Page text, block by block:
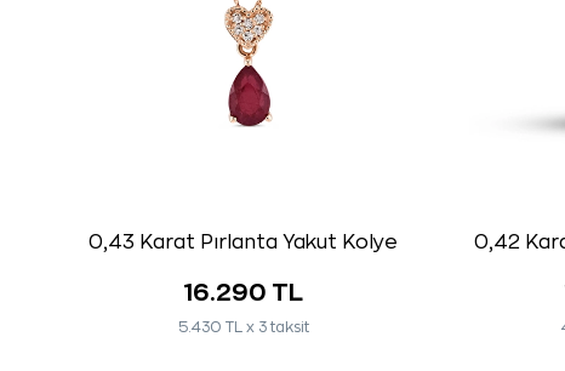
0,43 Karat Pırlanta Yakut Kolye
16.290 TL
5.430 TL x 3 taksit
0,42